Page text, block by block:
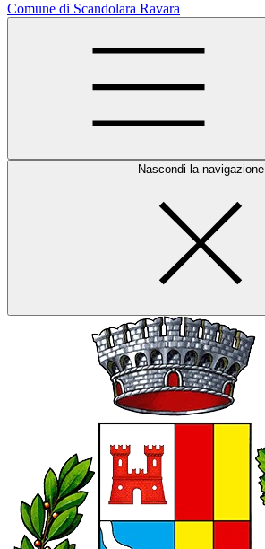
Comune di Scandolara Ravara
Nascondi la navigazione